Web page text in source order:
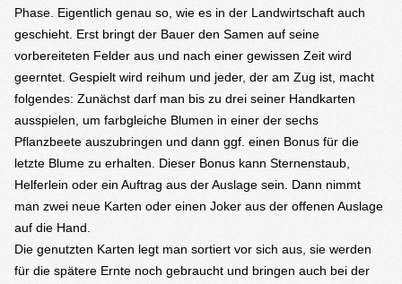
Phase. Eigentlich genau so, wie es in der Landwirtschaft auch
geschieht. Erst bringt der Bauer den Samen auf seine
vorbereiteten Felder aus und nach einer gewissen Zeit wird
geerntet. Gespielt wird reihum und jeder, der am Zug ist, macht
folgendes: Zunächst darf man bis zu drei seiner Handkarten
ausspielen, um farbgleiche Blumen in einer der sechs
Pflanzbeete auszubringen und dann ggf. einen Bonus für die
letzte Blume zu erhalten. Dieser Bonus kann Sternenstaub,
Helferlein oder ein Auftrag aus der Auslage sein. Dann nimmt
man zwei neue Karten oder einen Joker aus der offenen Auslage
auf die Hand.
Die genutzten Karten legt man sortiert vor sich aus, sie werden
für die spätere Ernte noch gebraucht und bringen auch bei der